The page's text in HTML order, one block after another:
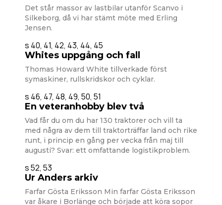
Det står massor av lastbilar utanför Scanvo i
Silkeborg, då vi har stämt möte med Erling
Jensen.
s 40, 41, 42, 43, 44, 45
Whites uppgång och fall
Thomas Howard White tillverkade först
symaskiner, rullskridskor och cyklar.
s 46, 47, 48, 49, 50, 51
En veteranhobby blev två
Vad får du om du har 130 traktorer och vill ta
med några av dem till traktorträffar land och rike
runt, i princip en gång per vecka från maj till
augusti? Svar: ett omfattande logistikproblem.
s 52, 53
Ur Anders arkiv
Farfar Gösta Eriksson Min farfar Gösta Eriksson
var åkare i Borlänge och började att köra sopor